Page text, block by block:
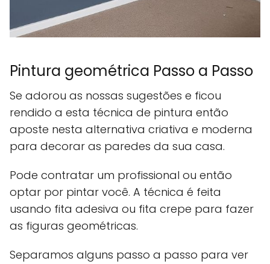
Pintura geométrica Passo a Passo
Se adorou as nossas sugestões e ficou
rendido a esta técnica de pintura então
aposte nesta alternativa criativa e moderna
para decorar as paredes da sua casa.
Pode contratar um profissional ou então
optar por pintar você. A técnica é feita
usando fita adesiva ou fita crepe para fazer
as figuras geométricas.
Separamos alguns passo a passo para ver